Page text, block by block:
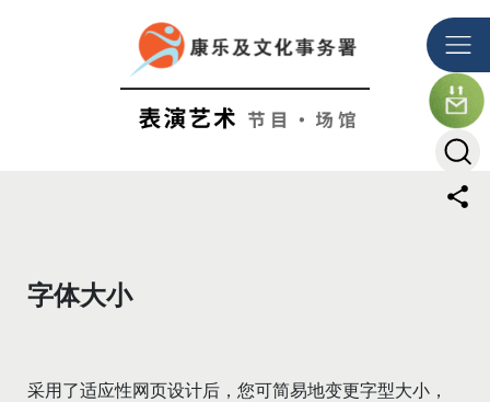
跳到主要内容
字体大小
采用了适应性网页设计后，您可简易地变更字型大小，